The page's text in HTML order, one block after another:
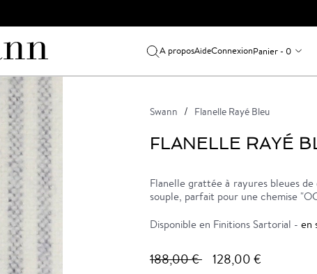
A proposAideConnexionPanier - 0
Swann Flanelle Rayé Bleu
FLANELLE RAYÉ
Flanelle grattée à rayures bleues
souple, parfait pour une chemise
Disponible en Finitions Sartorial - en
188,00 € 128,00 €